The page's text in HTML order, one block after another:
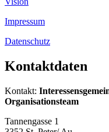
Impressum
Datenschutz
Kontaktdaten
Kontakt:
Organisationsteam
Tannengasse 1